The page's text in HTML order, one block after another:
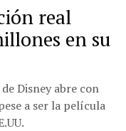
real
en su
Disney abre con
a ser la película